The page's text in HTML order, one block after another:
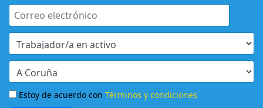
Estoy de acuerdo con Términos y condiciones